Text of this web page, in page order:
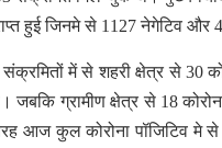
हुई जिनमे से 1127 नेगेटिव और
संक्रमितों में से शहरी क्षेत्र से 30
ग्रामीण क्षेत्र से 18
आज कुल कोरोना पॉजिटिव मे